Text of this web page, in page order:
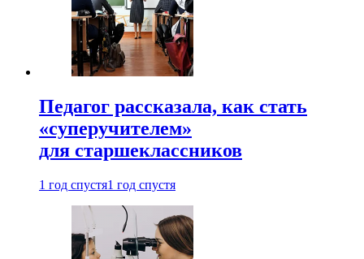
Педагог рассказала, как стать
«суперучителем»
для старшеклассников
1 год спустя1 год спустя